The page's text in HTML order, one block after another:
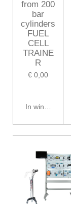
from 200
bar
cylinders
FUEL
CELL
TRAINE
R
€ 0,00
In winkelwagen